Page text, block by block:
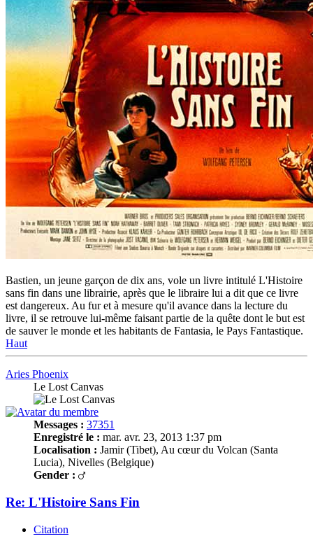
Bastien, un jeune garçon de dix ans, vole un livre intitulé L'Histoire
sans fin dans une librairie, après que le libraire lui a dit que ce livre
est dangereux. Au fur et à mesure qu'il avance dans la lecture du
livre, il se retrouve lui-même faisant partie de la quête dont le but est
de sauver le monde et les habitants de Fantasia, le Pays Fantastique.
Haut
Aries Phoenix
Le Lost Canvas
Messages : 37351
Enregistré le : mar. avr. 23, 2013 1:37 pm
Localisation : Jamir (Tibet), Au cœur du Volcan (Santa
Lucia), Nivelles (Belgique)
Gender :
Re: L'Histoire Sans Fin
Citation